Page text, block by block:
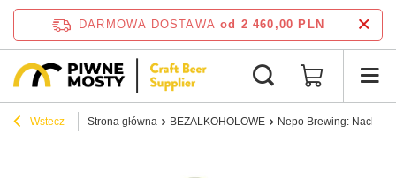
DARMOWA DOSTAWA od 2 460,00 PLN
Wstecz Strona główna BEZALKOHOLOWE Nepo Brewing: